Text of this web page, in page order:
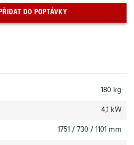
DO POPTÁVKY
180 kg
4,1 kW
1751 / 730 / 1101 mm